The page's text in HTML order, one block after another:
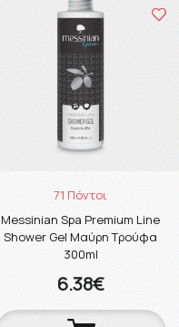
71 Πόντοι
Messinian Spa Premium Line
Shower Gel Μαύρη Τρούφα
300ml
6.38€